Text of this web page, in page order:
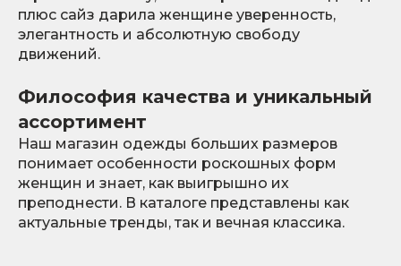
плюс сайз дарила женщине уверенность,
элегантность и абсолютную свободу
движений.
Философия качества и уникальный
ассортимент
Наш магазин одежды больших размеров
понимает особенности роскошных форм
женщин и знает, как выигрышно их
преподнести. В каталоге представлены как
актуальные тренды, так и вечная классика.